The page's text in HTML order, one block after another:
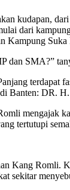
kudapan,
dari
Kampung
dan SMA?”
terdapat
Banten: DR.
mengajak
tertutupi
Kang Romli.
sekitar